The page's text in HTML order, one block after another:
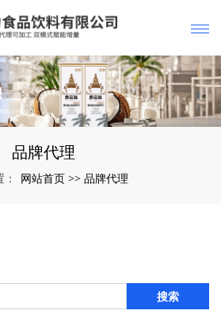
品牌代理
网站首页 >> 品牌代理
搜索